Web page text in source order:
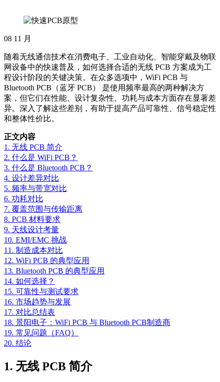
08 11 月
随着无线通信技术在消费电子、工业自动化、智能穿戴及物联
网设备中的快速普及，如何选择合适的无线 PCB 方案成为工
程设计阶段的关键决策。在众多选项中，WiFi PCB 与
Bluetooth PCB（蓝牙 PCB） 是使用频率最高的两种解决方
案，但它们在性能、设计复杂性、功耗与成本方面存在显著差
异。深入了解这些差别，有助于提高产品可靠性、信号稳定性
和整体性价比。
正文内容
1. 无线 PCB 简介
2. 什么是 WiFi PCB？
3. 什么是 Bluetooth PCB？
4. 设计差异对比
5. 频率与带宽对比
6. 功耗对比
7. 覆盖范围与传输距离
8. PCB 材料要求
9. 天线设计考量
10. EMI/EMC 挑战
11. 制造成本对比
12. WiFi PCB 的典型应用
13. Bluetooth PCB 的典型应用
14. 如何选择？
15. 可靠性与测试要求
16. 市场趋势与发展
17. 对比总结表
18. 景阳电子：WiFi PCB 与 Bluetooth PCB制造商
19. 常见问题（FAQ）
20. 结论
1. 无线 PCB 简介